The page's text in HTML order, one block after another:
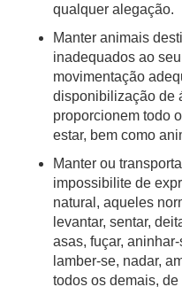
qualquer alegação.
Manter animais
inadequados ao
movimentação
disponibilização de
proporcionem todo
estar, bem como
Manter ou
impossibilite de
natural, aqueles
levantar, sentar,
asas, fuçar,
lamber-se, nadar,
todos os demais,